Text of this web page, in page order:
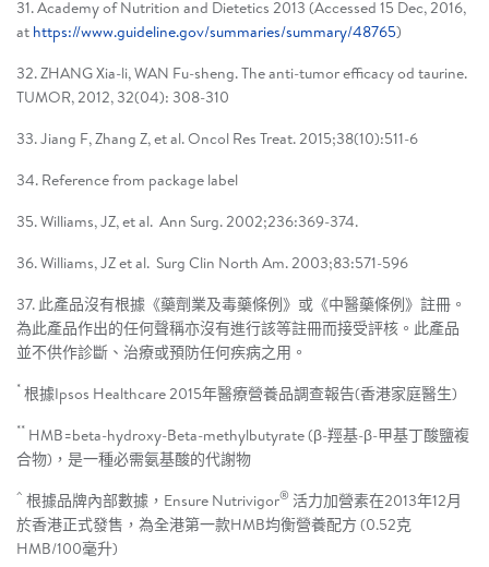
31. Academy of Nutrition and Dietetics 2013 (Accessed 15 Dec, 2016,
at https://www.guideline.gov/summaries/summary/48765)
32. ZHANG Xia-li, WAN Fu-sheng. The anti-tumor efficacy od taurine.
TUMOR, 2012, 32(04): 308-310
33. Jiang F, Zhang Z, et al. Oncol Res Treat. 2015;38(10):511-6
34. Reference from package label
35. Williams, JZ, et al. Ann Surg. 2002;236:369-374.
36. Williams, JZ et al. Surg Clin North Am. 2003;83:571-596
37. 此產品沒有根據《藥劑業及毒藥條例》或《中醫藥條例》註冊。
為此產品作出的任何聲稱亦沒有進行該等註冊而接受評核。此產品
並不供作診斷、治療或預防任何疾病之用。
* 根據Ipsos Healthcare 2015年醫療營養品調查報告(香港家庭醫生)
** HMB=beta-hydroxy-Beta-methylbutyrate (β-羥基-β-甲基丁酸鹽複
合物)，是一種必需氨基酸的代謝物
^ 根據品牌內部數據，Ensure Nutrivigor® 活力加營素在2013年12月
於香港正式發售，為全港第一款HMB均衡營養配方 (0.52克
HMB/100毫升)